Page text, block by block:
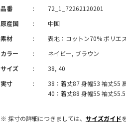
品番 :
72_1_72262120201
原産国
:
中国
素材
:
表地：コットン70% ポリエ
カラー
:
ネイビー, ブラウン
サイズ
:
38, 40
実寸
:
38：着丈87 身幅53 袖丈55
40：着丈88 身幅55 袖丈
※ 採寸の詳細につきましては、サイズガイド